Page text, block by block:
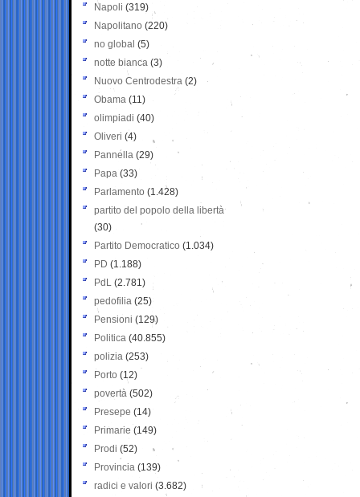
Napoli (319)
Napolitano (220)
no global (5)
notte bianca (3)
Nuovo Centrodestra (2)
Obama (11)
olimpiadi (40)
Oliveri (4)
Pannella (29)
Papa (33)
Parlamento (1.428)
partito del popolo della libertà
(30)
Partito Democratico (1.034)
PD (1.188)
PdL (2.781)
pedofilia (25)
Pensioni (129)
Politica (40.855)
polizia (253)
Porto (12)
povertà (502)
Presepe (14)
Primarie (149)
Prodi (52)
Provincia (139)
radici e valori (3.682)